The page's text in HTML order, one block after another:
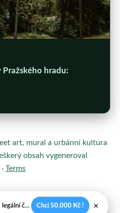
hradu:
art, mural a urbánní kultura
obsah vygeneroval
· Terms
VIP uvítací bonus 50.000 Kč - legální české kasíno Chci 50.000 Kč ! ×